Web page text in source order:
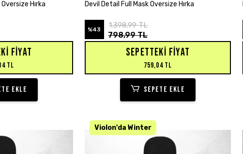
Hırka
FIYAT
TL
EKLE
Devil Detail Full Mask Oversize Hırka
%43
1.398,99 TL
798,99 TL
SEPETTEKI FIYAT
759,04 TL
SEPETE EKLE
KARGO BEDAVA